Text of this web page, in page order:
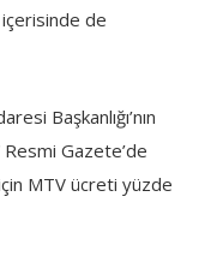
de
Başkanlığı’nın
Gazete’de
MTV ücreti yüzde